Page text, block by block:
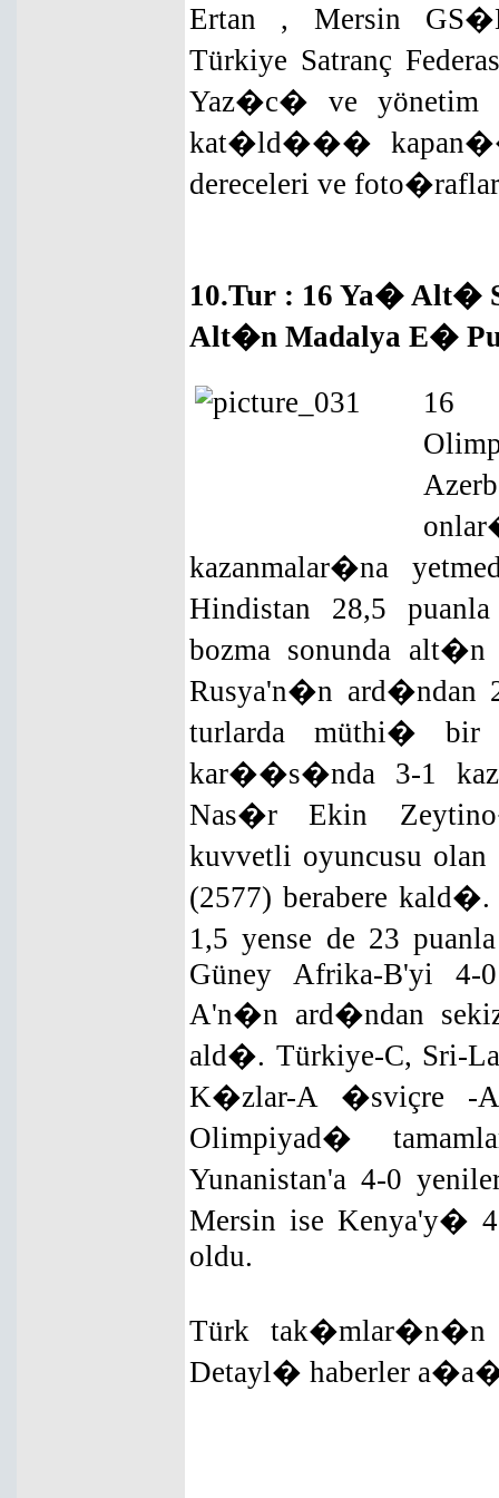
Ertan , Mersin
Türkiye Satranç
Yaz�c� ve yönetim
kat�ld��� kapan��
dereceleri ve
10.Tur : 16 Ya� Alt�
Alt�n Madalya E�
16
kazanmalar�na
Hindistan 28,5
bozma sonunda
Rusya'n�n ard�ndan
turlarda müthi�
kar��s�nda 3-1
Nas�r Ekin
kuvvetli oyuncusu
(2577) berabere
1,5 yense de 23
Güney Afrika-B'yi 4-
A'n�n ard�ndan
ald�. Türkiye-C, Sri-
K�zlar-A �sviçre -
Olimpiyad�
Yunanistan'a 4-0
Mersin ise Kenya'y�
oldu.
Türk
Detayl� haberler